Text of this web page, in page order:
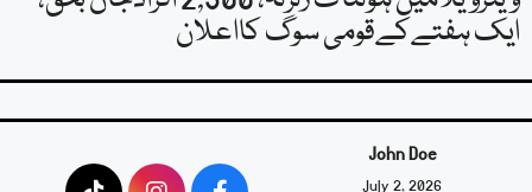
وینزویلامیں ہولناک زلزلہ، 2,300 افرادجاں بحق،
ایک ہفتےکےقومی سوگ کااعلان
John Doe